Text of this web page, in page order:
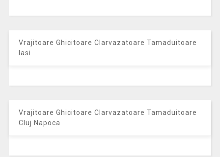
Vrajitoare Ghicitoare Clarvazatoare Tamaduitoare
Iasi
Vrajitoare Ghicitoare Clarvazatoare Tamaduitoare
Cluj Napoca